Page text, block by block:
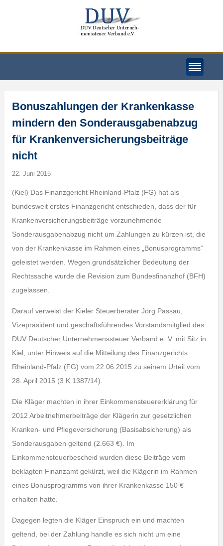
Bonuszahlungen der Krankenkasse
mindern den Sonderausgabenabzug
für Krankenversicherungsbeiträge
nicht
22. Juni 2015
(Kiel) Das Finanzgericht Rheinland-Pfalz (FG) hat als
bundesweit erstes Finanzgericht entschieden, dass der für
Krankenversicherungsbeiträge vorzunehmende
Sonderausgabenabzug nicht um Zahlungen zu kürzen ist, die
von der Krankenkasse im Rahmen eines „Bonusprogramms“
geleistet werden. Wegen grundsätzlicher Bedeutung der
Rechtssache wurde die Revision zum Bundesfinanzhof (BFH)
zugelassen.
Darauf verweist der Kieler Steuerberater Jörg Passau,
Vizepräsident und geschäftsführendes Vorstandsmitglied des
DUV Deutscher Unternehmenssteuer Verband e. V. mit Sitz in
Kiel, unter Hinweis auf die Mitteilung des Finanzgerichts
Rheinland-Pfalz (FG) vom 22.06.2015 zu seinem Urteil vom
28. April 2015 (3 K 1387/14).
Die Kläger machten in ihrer Einkommensteuererklärung für
2012 Arbeitnehmerbeiträge der Klägerin zur gesetzlichen
Kranken- und Pflegeversicherung (Basisabsicherung) als
Sonderausgaben geltend (2.663 €). Im
Einkommensteuerbescheid wurden diese Beiträge vom
beklagten Finanzamt gekürzt, weil die Klägerin im Rahmen
eines Bonusprogramms von ihrer Krankenkasse 150 €
erhalten hatte.
Dagegen legten die Kläger Einspruch ein und machten
geltend, bei der Zahlung handle es sich nicht um eine